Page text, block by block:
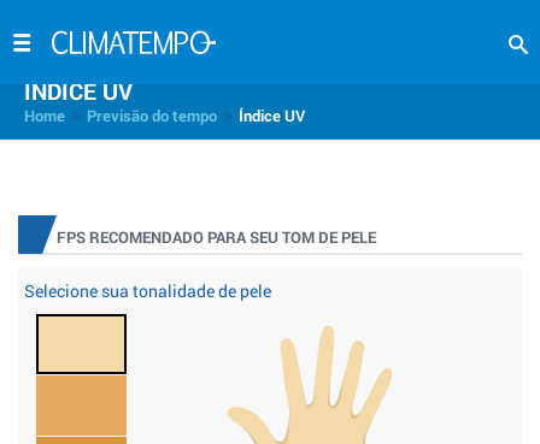
INDICE UV
Home Previsão do tempo Índice UV
FPS RECOMENDADO PARA SEU TOM DE PELE
Selecione sua tonalidade de pele